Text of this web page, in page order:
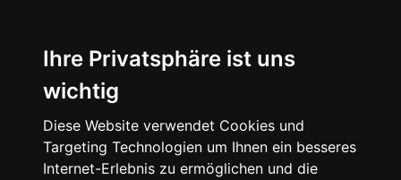
Ihre Privatsphäre ist uns
wichtig
Diese Website verwendet Cookies und
Targeting Technologien um Ihnen ein besseres
Internet-Erlebnis zu ermöglichen und die